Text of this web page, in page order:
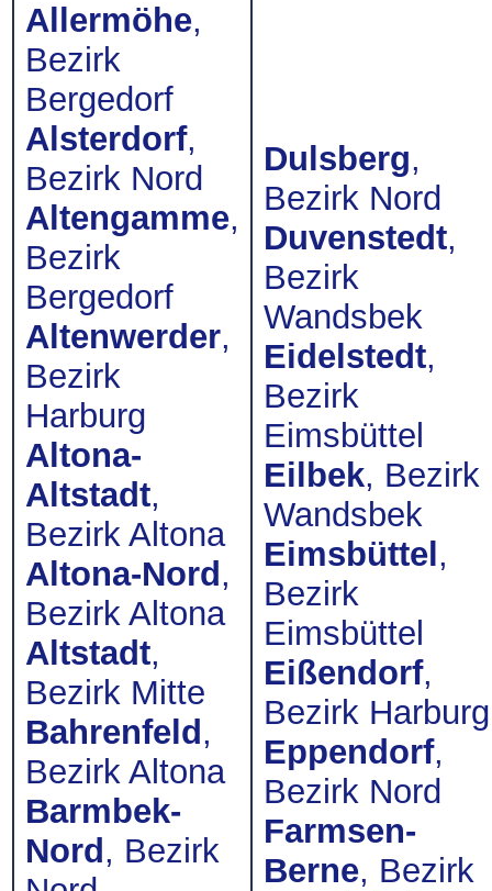
Allermöhe,
Bezirk
Bergedorf
Alsterdorf,
Bezirk Nord
Altengamme,
Bezirk
Bergedorf
Altenwerder,
Bezirk
Harburg
Altona-
Altstadt,
Bezirk Altona
Altona-Nord ,
Bezirk Altona
Altstadt,
Bezirk Mitte
Bahrenfeld ,
Bezirk Altona
Barmbek-
Nord , Bezirk
Dulsberg,
Bezirk Nord
Duvenstedt,
Bezirk
Wandsbek
Eidelstedt,
Bezirk
Eimsbüttel
Eilbek, Bezirk
Wandsbek
Eimsbüttel ,
Bezirk
Eimsbüttel
Eißendorf,
Bezirk Harburg
Eppendorf,
Bezirk Nord
Farmsen-
Berne, Bezirk